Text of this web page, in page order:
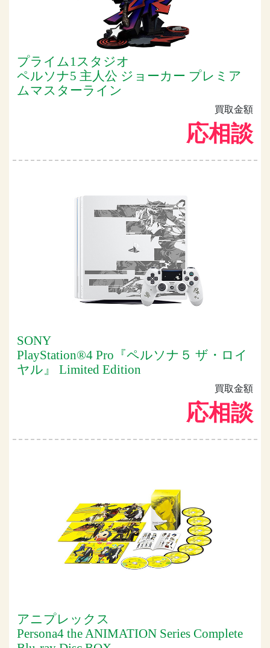
プライム1スタジオ
ペルソナ5 主人公 ジョーカー プレミア
ムマスターライン
買取金額
応相談
SONY
PlayStation®4 Pro『ペルソナ５ ザ・ロイ
ヤル』 Limited Edition
買取金額
応相談
アニプレックス
Persona4 the ANIMATION Series Complete